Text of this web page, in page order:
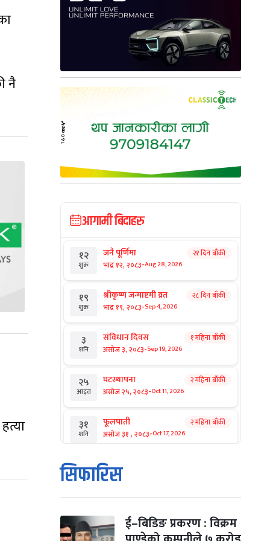
नै
आगामी बिदाहरु
१२
शुक्र
जनै पूर्णिमा
भाद्र १२, २०८३-Aug 28, 2026
२१ दिन बाँकी
१९
शुक्र
श्रीकृष्ण जन्माष्टमी व्रत
भाद्र १९, २०८३-Sep 4, 2026
२८ दिन बाँकी
३
शनि
संविधान दिवस
असोज ३, २०८३-Sep 19, 2026
१ महिना बाँकी
२५
आइत
घटस्थापना
असोज २५, २०८३-Oct 11, 2026
२ महिना बाँकी
३१
शनि
फूलपाती
असोज ३१ , २०८३-Oct 17, 2026
२ महिना बाँकी
१
आइत
कार्तिक सङ्क्रान्ति
कार्तिक १, २०८३
मंगल कार्तिक ३, २०८३-Oct 20, 2026
सिफारिस
ई–बिडिङ प्रकरण : विक्रम